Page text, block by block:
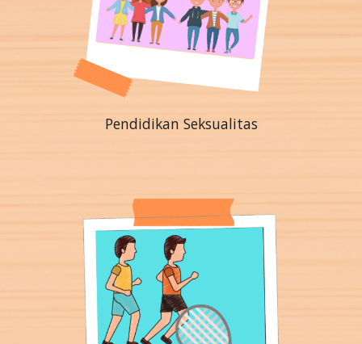
Pendidikan Seksualitas